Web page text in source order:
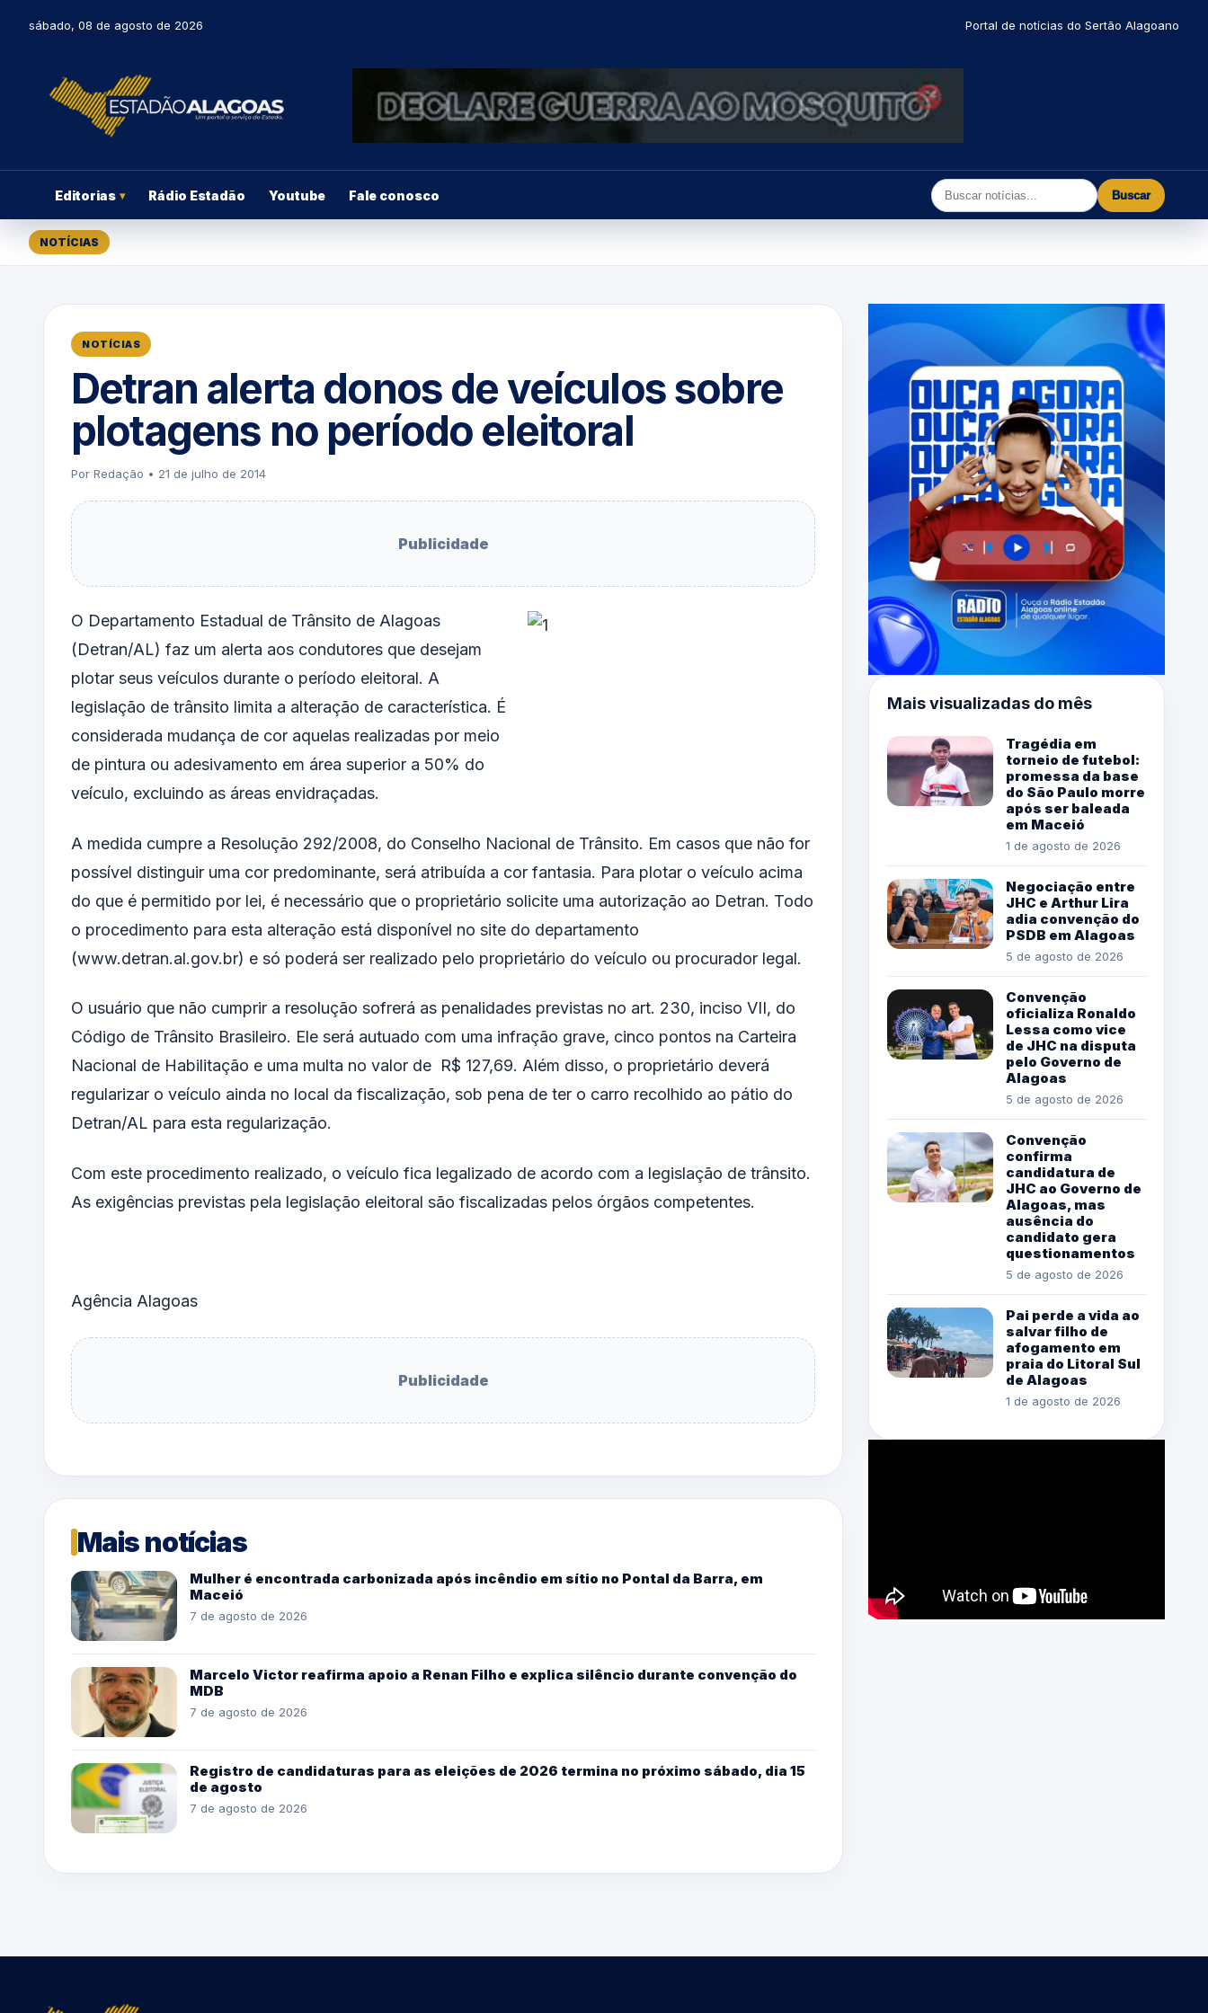
sábado, 08 de agosto de 2026 Portal de notícias do Sertão Alagoano
Editorias ▾ Rádio Estadão Youtube Fale conosco Buscar
NOTÍCIAS
NOTÍCIAS
Detran alerta donos de veículos sobre
plotagens no período eleitoral
Por Redação • 21 de julho de 2014
Publicidade
O Departamento Estadual de Trânsito de Alagoas
(Detran/AL) faz um alerta aos condutores que desejam
plotar seus veículos durante o período eleitoral. A
legislação de trânsito limita a alteração de característica. É
considerada mudança de cor aquelas realizadas por meio
de pintura ou adesivamento em área superior a 50% do
veículo, excluindo as áreas envidraçadas.
A medida cumpre a Resolução 292/2008, do Conselho Nacional de Trânsito. Em casos que não for
possível distinguir uma cor predominante, será atribuída a cor fantasia. Para plotar o veículo acima
do que é permitido por lei, é necessário que o proprietário solicite uma autorização ao Detran. Todo
o procedimento para esta alteração está disponível no site do departamento
(www.detran.al.gov.br) e só poderá ser realizado pelo proprietário do veículo ou procurador legal.
O usuário que não cumprir a resolução sofrerá as penalidades previstas no art. 230, inciso VII, do
Código de Trânsito Brasileiro. Ele será autuado com uma infração grave, cinco pontos na Carteira
Nacional de Habilitação e uma multa no valor de R$ 127,69. Além disso, o proprietário deverá
regularizar o veículo ainda no local da fiscalização, sob pena de ter o carro recolhido ao pátio do
Detran/AL para esta regularização.
Com este procedimento realizado, o veículo fica legalizado de acordo com a legislação de trânsito.
As exigências previstas pela legislação eleitoral são fiscalizadas pelos órgãos competentes.
Agência Alagoas
Publicidade
Mais notícias
Mulher é encontrada carbonizada após incêndio em sítio no Pontal da Barra, em
Maceió
7 de agosto de 2026
Marcelo Victor reafirma apoio a Renan Filho e explica silêncio durante convenção do
MDB
7 de agosto de 2026
Registro de candidaturas para as eleições de 2026 termina no próximo sábado, dia 15
de agosto
7 de agosto de 2026
Mais visualizadas do mês
Tragédia em
torneio de futebol:
promessa da base
do São Paulo morre
após ser baleada
em Maceió
1 de agosto de 2026
Negociação entre
JHC e Arthur Lira
adia convenção do
PSDB em Alagoas
5 de agosto de 2026
Convenção
oficializa Ronaldo
Lessa como vice
de JHC na disputa
pelo Governo de
Alagoas
5 de agosto de 2026
Convenção
confirma
candidatura de
JHC ao Governo de
Alagoas, mas
ausência do
candidato gera
questionamentos
5 de agosto de 2026
Pai perde a vida ao
salvar filho de
afogamento em
praia do Litoral Sul
de Alagoas
1 de agosto de 2026